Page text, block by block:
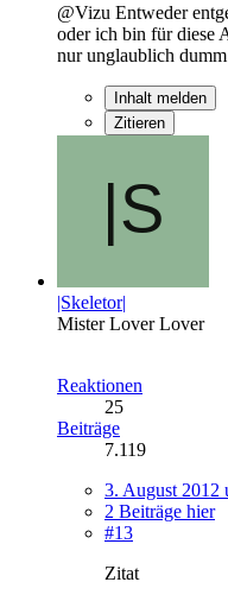
@Vizu Entweder
oder ich bin für diese
nur unglaublich
Inhalt melden
Zitieren
|Skeletor|
Mister Lover Lover
Reaktionen
25
Beiträge
7.119
3. August 2012
2 Beiträge hier
#13
Zitat